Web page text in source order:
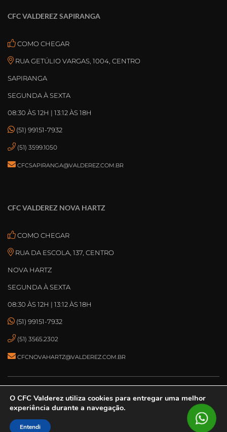
CFC VALDEREZ SAPIRANGA
COMO CHEGAR
RUA GETÚLIO VARGAS, 1004, CENTRO
SAPIRANGA
SEGUNDA À SEXTA
08:30 ÀS 12H | 13:12 ÀS 18H
(51) 99151-7932
(51) 3599.1050
CFCSAPIRANGA@VALDEREZ.COM.BR
CFC VALDEREZ NOVA HARTZ
COMO CHEGAR
RUA DA ESCOLA, 137, CENTRO
NOVA HARTZ
SEGUNDA À SEXTA
08:30 ÀS 12H | 13:12 ÀS 18H
(51) 99151-7932
(51) 3565.2302
CFCNOVAHARTZ@VALDEREZ.COM.BR
© DESENVOLVIDO POR ASPEN MÍDIA
2025 ® CFC VALDEREZ – TODOS OS DIREITOS RESERVADOS.
TERMOS DE
O CFC Valderez utiliza cookies para entregar uma melhor
experiência durante a navegação.
Entendi